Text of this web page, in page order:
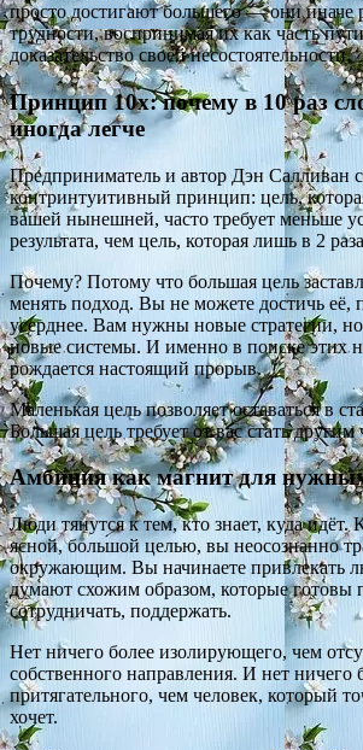
просто достигают большего — они иначе
трудности, воспринимая их как часть
доказательство своей несостоятельности.
Принцип 10x: почему в 10 раз
иногда легче
Предприниматель и автор Дэн Салливан
контринтуитивный принцип: цель,
вашей нынешней, часто требует меньше
результата, чем цель, которая лишь в 2
Почему? Потому что большая цель
менять подход. Вы не можете достичь её,
усерднее. Вам нужны новые стратегии,
новые системы. И именно в поиске этих
рождается настоящий прорыв.
Маленькая цель позволяет оставаться в
Большая цель требует от вас стать другим
Амбиция как магнит для
Люди тянутся к тем, кто знает, куда идёт.
ясной, большой целью, вы неосознанно
окружающим. Вы начинаете привлекать
думают схожим образом, которые готовы
сотрудничать, поддержать.
Нет ничего более изолирующего, чем
собственного направления. И нет ничего
притягательного, чем человек, который
хочет.